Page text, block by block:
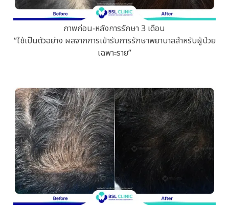
ภาพก่อน-หลังการรักษา 3 เดือน
“ใช้เป็นตัวอย่าง ผลจากการเข้ารับการรักษาพยาบาลสำหรับผู้ป่วย
เฉพาะราย”